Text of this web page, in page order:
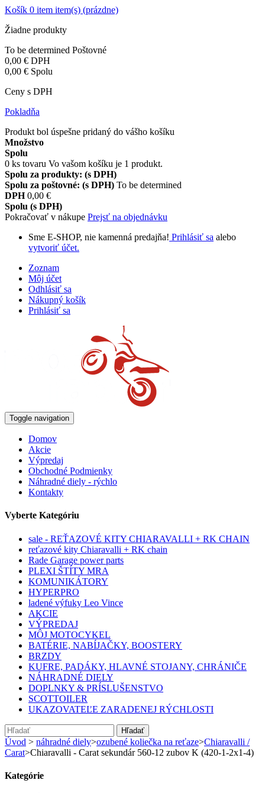
Košík 0 item item(s) (prázdne)
Žiadne produkty
To be determined Poštovné
0,00 € DPH
0,00 € Spolu
Ceny s DPH
Pokladňa
Produkt bol úspešne pridaný do vášho košíku
Množstvo
Spolu
0 ks tovaru Vo vašom košíku je 1 produkt.
Spolu za produkty: (s DPH)
Spolu za poštovné: (s DPH) To be determined
DPH 0,00 €
Spolu (s DPH)
Pokračovať v nákupe Prejsť na objednávku
Sme E-SHOP, nie kamenná predajňa! Prihlásiť sa alebo
vytvoriť účet.
Zoznam
Môj účet
Odhlásiť sa
Nákupný košík
Prihlásiť sa
Toggle navigation
Domov
Akcie
Výpredaj
Obchodné Podmienky
Náhradné diely - rýchlo
Kontakty
Vyberte Kategóriu
sale - REŤAZOVÉ KITY CHIARAVALLI + RK CHAIN
reťazové kity Chiaravalli + RK chain
Rade Garage power parts
PLEXI ŠTÍTY MRA
KOMUNIKÁTORY
HYPERPRO
ladené výfuky Leo Vince
AKCIE
VÝPREDAJ
MÔJ MOTOCYKEL
BATÉRIE, NABÍJAČKY, BOOSTERY
BRZDY
KUFRE, PADÁKY, HLAVNÉ STOJANY, CHRÁNIČE
NÁHRADNÉ DIELY
DOPLNKY & PRÍSLUŠENSTVO
SCOTTOILER
UKAZOVATEĽE ZARADENEJ RÝCHLOSTI
Hľadať
Úvod > náhradné diely>ozubené koliečka na reťaze>Chiaravalli /
Carat>Chiaravalli - Carat sekundár 560-12 zubov K (420-1-2x1-4)
Kategórie